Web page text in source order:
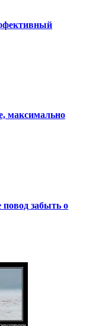
максимально
забыть о